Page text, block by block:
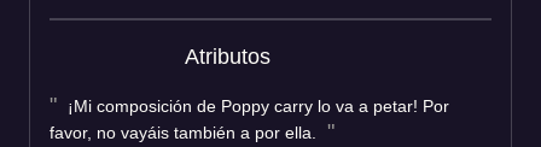
Atributos
¡Mi composición de Poppy carry lo va a petar! Por
favor, no vayáis también a por ella.